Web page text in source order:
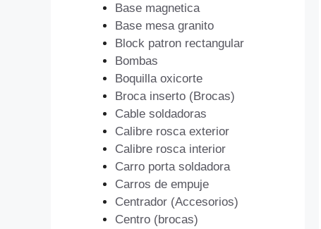
Base magnetica
Base mesa granito
Block patron rectangular
Bombas
Boquilla oxicorte
Broca inserto (Brocas)
Cable soldadoras
Calibre rosca exterior
Calibre rosca interior
Carro porta soldadora
Carros de empuje
Centrador (Accesorios)
Centro (brocas)